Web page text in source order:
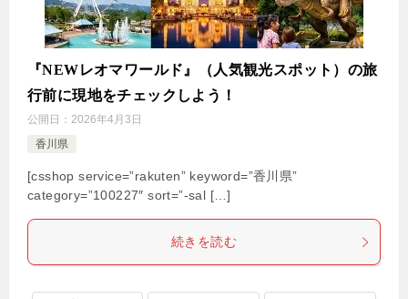
『NEWレオマワールド』（人気観光スポット）の旅
行前に現地をチェックしよう！
公開日： 2026年4月3日
香川県
[csshop service=”rakuten” keyword=”香川県”
category=”100227″ sort=”-sal […]
続きを読む